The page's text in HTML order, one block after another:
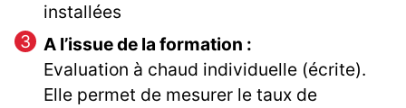
installées
A l’issue de la formation :
Evaluation à chaud individuelle (écrite).
Elle permet de mesurer le taux de